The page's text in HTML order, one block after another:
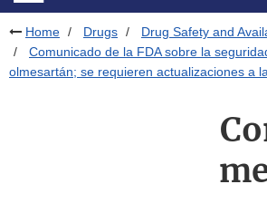
Home Drugs
Drug Safety and
Comunicado de la FDA sobre la
olmesartán; se requieren actualizaciones a